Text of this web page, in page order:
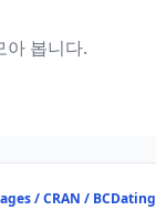
아 봅니다.
/ CRAN / BCDating